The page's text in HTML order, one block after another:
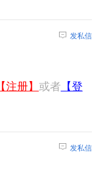
发私信
【注册】 或者 【登
发私信